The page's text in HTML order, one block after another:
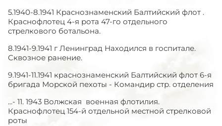
5.1940-8.1941 Краснознаменский Балтийский флот .
Краснофлотец 4-я рота 47-го отдельного
стрелкового ботальона.
8.1941-9.1941 г Ленинград Находился в госпитале.
Сквозное ранение.
9.1941-11.1941 краснознаменский Балтийский флот 6-я
бригада Морской пехоты - Командир стр. отделения
...- 11. 1943 Волжская военная флотилия.
Краснофлотец 154-й отдельной местной стрелковой
роты